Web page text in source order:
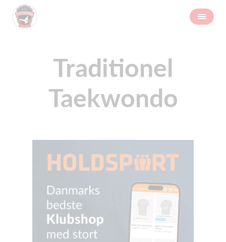
Traditionel
Taekwondo